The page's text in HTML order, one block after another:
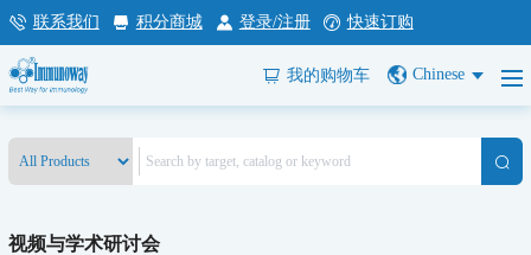
联系我们 积分商城 登录/注册 快速订购
我的购物车 Chinese
视频与学术研讨会